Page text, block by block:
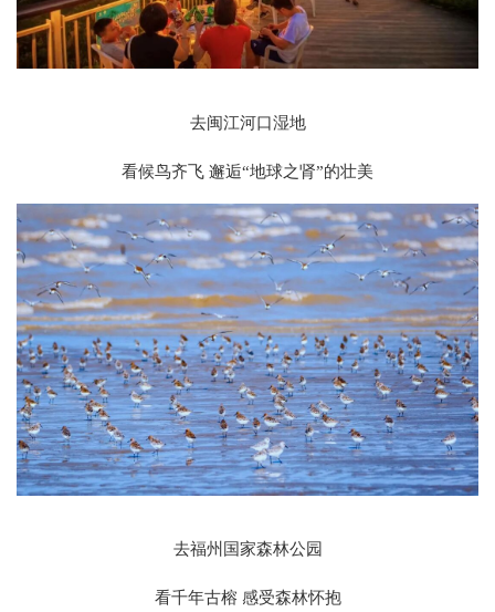
去闽江河口湿地
看候鸟齐飞 邂逅“地球之肾”的壮美
去福州国家森林公园
看千年古榕 感受森林怀抱